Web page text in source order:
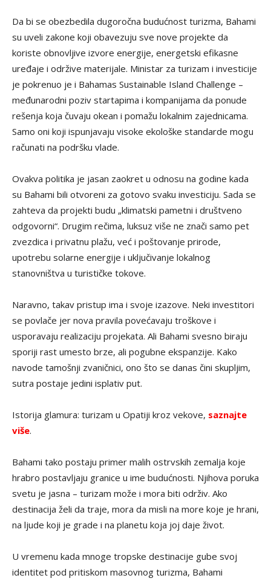
Da bi se obezbedila dugoročna budućnost turizma, Bahami
su uveli zakone koji obavezuju sve nove projekte da
koriste obnovljive izvore energije, energetski efikasne
uređaje i održive materijale. Ministar za turizam i investicije
je pokrenuo je i Bahamas Sustainable Island Challenge –
međunarodni poziv startapima i kompanijama da ponude
rešenja koja čuvaju okean i pomažu lokalnim zajednicama.
Samo oni koji ispunjavaju visoke ekološke standarde mogu
računati na podršku vlade.
Ovakva politika je jasan zaokret u odnosu na godine kada
su Bahami bili otvoreni za gotovo svaku investiciju. Sada se
zahteva da projekti budu „klimatski pametni i društveno
odgovorni“. Drugim rečima, luksuz više ne znači samo pet
zvezdica i privatnu plažu, već i poštovanje prirode,
upotrebu solarne energije i uključivanje lokalnog
stanovništva u turističke tokove.
Naravno, takav pristup ima i svoje izazove. Neki investitori
se povlače jer nova pravila povećavaju troškove i
usporavaju realizaciju projekata. Ali Bahami svesno biraju
sporiji rast umesto brze, ali pogubne ekspanzije. Kako
navode tamošnji zvaničnici, ono što se danas čini skupljim,
sutra postaje jedini isplativ put.
Istorija glamura: turizam u Opatiji kroz vekove, saznajte
više.
Bahami tako postaju primer malih ostrvskih zemalja koje
hrabro postavljaju granice u ime budućnosti. Njihova poruka
svetu je jasna – turizam može i mora biti održiv. Ako
destinacija želi da traje, mora da misli na more koje je hrani,
na ljude koji je grade i na planetu koja joj daje život.
U vremenu kada mnoge tropske destinacije gube svoj
identitet pod pritiskom masovnog turizma, Bahami